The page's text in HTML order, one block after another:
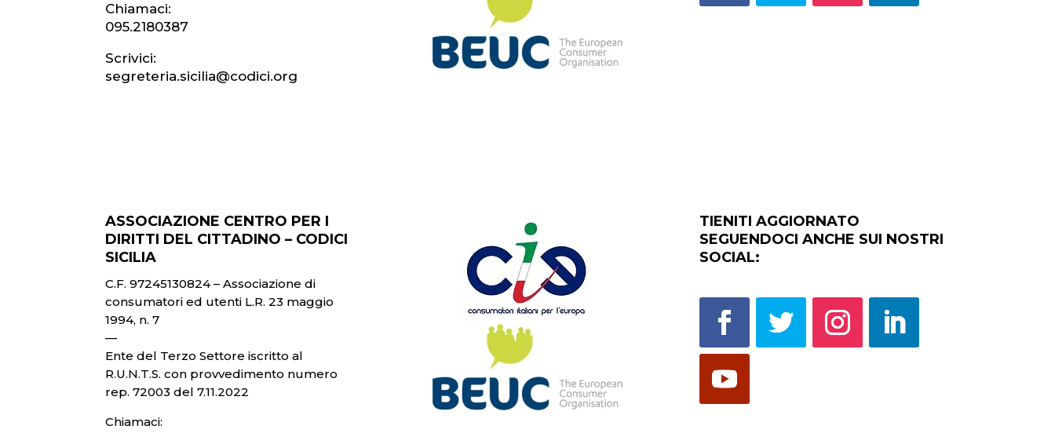
Chiamaci:
095.2180387
Scrivici:
segreteria.sicilia@codici.org
ASSOCIAZIONE CENTRO PER I
DIRITTI DEL CITTADINO – CODICI
SICILIA
C.F. 97245130824 – Associazione di
consumatori ed utenti L.R. 23 maggio
1994, n. 7
—
Ente del Terzo Settore iscritto al
R.U.N.T.S. con provvedimento numero
rep. 72003 del 7.11.2022
Chiamaci:
TIENITI AGGIORNATO
SEGUENDOCI ANCHE SUI NOSTRI
SOCIAL: